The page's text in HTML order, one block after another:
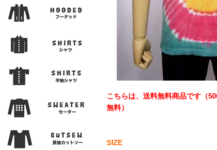
こちらは、送料無料商品です（
無料）
SIZE